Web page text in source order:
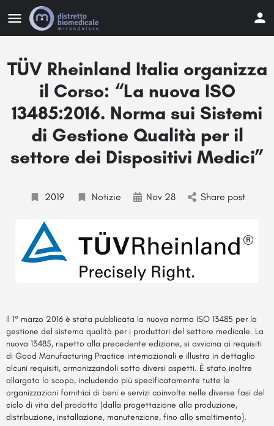
TÜV Rheinland Italia organizza
il Corso: “La nuova ISO
13485:2016. Norma sui Sistemi
di Gestione Qualità per il
settore dei Dispositivi Medici”
2019 Notizie Nov 28 Share post
Il 1° marzo 2016 è stata pubblicata la nuova norma ISO 13485 per la
gestione del sistema qualità per i produttori del settore medicale. La
nuova 13485, rispetto alla precedente edizione, si avvicina ai requisiti
di Good Manufacturing Practice internazionali e illustra in dettaglio
alcuni requisiti, armonizzandoli sotto diversi aspetti. È stato inoltre
allargato lo scopo, includendo più specificatamente tutte le
organizzazioni fornitrici di beni e servizi coinvolte nelle diverse fasi del
ciclo di vita del prodotto (dalla progettazione alla produzione,
distribuzione, installazione, manutenzione, fino allo smaltimento).